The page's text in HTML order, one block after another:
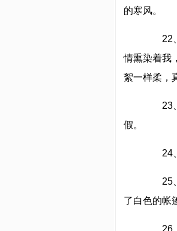
的寒风。
22、
情熏染着我
絮一样柔，
23、
假。
24、
25、
了白色的帐
26、